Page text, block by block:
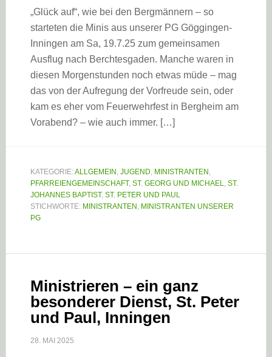
„Glück auf“, wie bei den Bergmännern – so
starteten die Minis aus unserer PG Göggingen-
Inningen am Sa, 19.7.25 zum gemeinsamen
Ausflug nach Berchtesgaden. Manche waren in
diesen Morgenstunden noch etwas müde – mag
das von der Aufregung der Vorfreude sein, oder
kam es eher vom Feuerwehrfest in Bergheim am
Vorabend? – wie auch immer. […]
KATEGORIE:ALLGEMEIN , JUGEND, MINISTRANTEN ,
PFARREIENGEMEINSCHAFT, ST. GEORG UND MICHAEL, ST.
JOHANNES BAPTIST, ST. PETER UND PAUL
STICHWORTE: MINISTRANTEN , MINISTRANTEN UNSERER
PG
Ministrieren – ein ganz
besonderer Dienst, St. Peter
und Paul, Inningen
28. MAI 2025